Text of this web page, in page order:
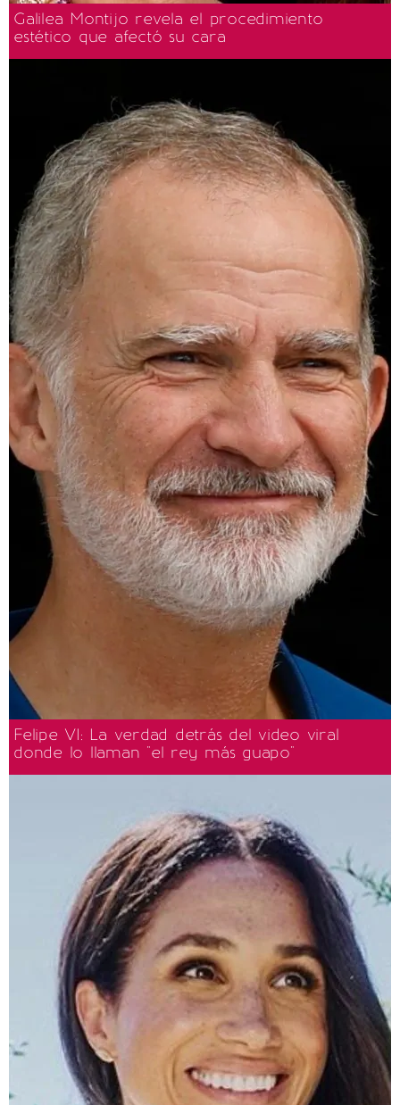
Galilea Montijo revela el procedimiento
estético que afectó su cara
Felipe VI: La verdad detrás del video viral
donde lo llaman "el rey más guapo"